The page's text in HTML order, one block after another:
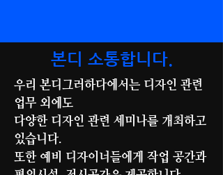
본디 소통합니다.
​우리 본디그러하다에서는 디자인 관련
업무 외에도
다양한 디자인 관련 세미나를 개최하고
있습니다.
또한 예비 디자이너들에게 작업 공간과